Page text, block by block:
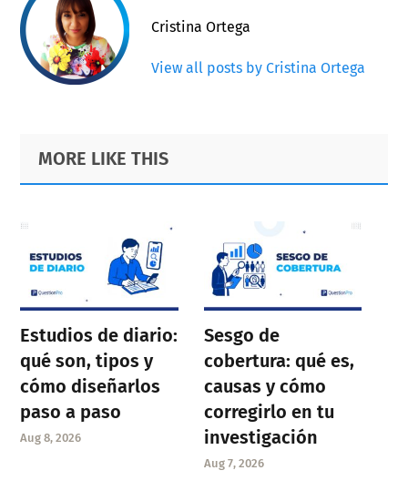
Cristina Ortega
View all posts by Cristina Ortega
Primary
Sidebar
Footer
MORE LIKE THIS
Estudios de diario:
qué son, tipos y
cómo diseñarlos
paso a paso
Aug 8, 2026
Sesgo de
cobertura: qué es,
causas y cómo
corregirlo en tu
investigación
Aug 7, 2026